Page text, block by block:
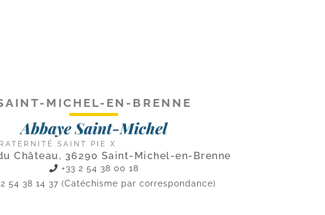
MICHEL-EN-BRENNE
Abbaye Saint-Michel
SAINT PIE X
Château, 36290 Saint-Michel-en-Brenne
+33 2 54 38 00 18
2 54 38 14 37 (Catéchisme par correspondance)